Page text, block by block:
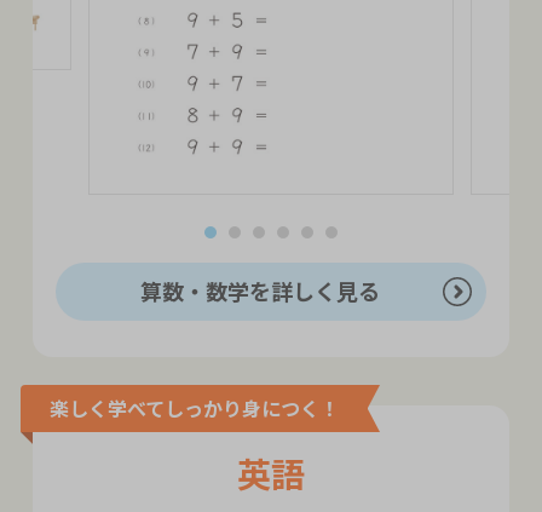
算数・数学を詳しく見る
楽しく学べてしっかり身につく！
英語